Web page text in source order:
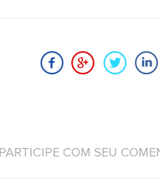
PARTICIPE COM SEU